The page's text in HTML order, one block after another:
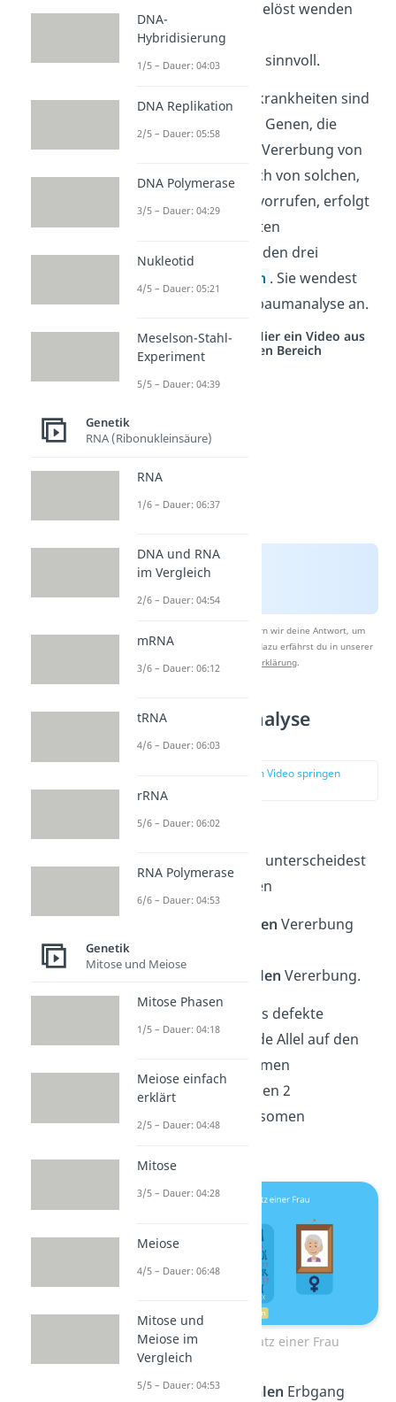
Gen ausgelöst wenden
(monogen) ist eine
Stammbaumanalyse sinnvoll.
Die Ursache für Erbkrankheiten sind
Defekte in einzelnen Genen, die
Die Vererbung von
Merkmalen, also auch von solchen,
die Krankheiten hervorrufen, erfolgt
dann nach bestimmten
Gesetzmäßigkeiten: den drei
Mendelschen Regeln . Sie wendest
du bei einer Stammbaumanalyse an.
Studyflix vernetzt: Hier ein Video aus
einem anderen Bereich
Nach Beantwortung speichern wir deine Antwort, um
Studyflix zu verbessern. Mehr dazu erfährst du in unserer
Datenschutzerklärung.
Stammbaumanalyse
Vorgehen
zur Stelle im Video springen
Schritt 1
Stammbaumanalyse unterscheidest
du zunächst zwischen
autosomalen Vererbung
gonosomalen Vererbung.
Du klärst also, ob das defekte
krankheitsauslösende Allel auf den
44 Körperchromosomen
Autosomen
) oder den 2
Geschlechtschromosomen
Chromosomensatz einer Frau
Bei einemautosomalen Erbgang
DNA-
Hybridisierung
1/5 – Dauer: 04:03
DNA Replikation
2/5 – Dauer: 05:58
DNA Polymerase
3/5 – Dauer: 04:29
Nukleotid
4/5 – Dauer: 05:21
Meselson-Stahl-
Experiment
5/5 – Dauer: 04:39
Genetik
RNA (Ribonukleinsäure)
RNA
1/6 – Dauer: 06:37
DNA und RNA
im Vergleich
2/6 – Dauer: 04:54
mRNA
3/6 – Dauer: 06:12
tRNA
4/6 – Dauer: 06:03
rRNA
5/6 – Dauer: 06:02
RNA Polymerase
6/6 – Dauer: 04:53
Genetik
Mitose und Meiose
Mitose Phasen
1/5 – Dauer: 04:18
Meiose einfach
erklärt
2/5 – Dauer: 04:48
Mitose
3/5 – Dauer: 04:28
Meiose
4/5 – Dauer: 06:48
Mitose und
Meiose im
Vergleich
5/5 – Dauer: 04:53